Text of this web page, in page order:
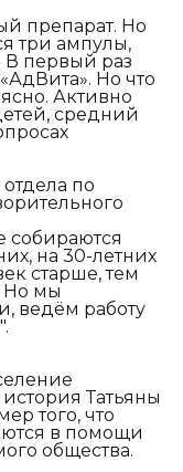
препарат. Но
три ампулы,
В первый раз
Но что
Активно
средний
по
собираются
на 30-летних
старше, тем
Но мы
ведём работу
Татьяны
того, что
в помощи
общества.